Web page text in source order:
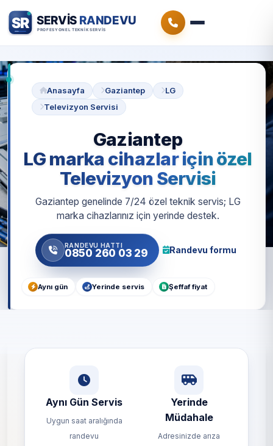
Anasayfa Gaziantep
LG
Televizyon Servisi
Gaziantep
LG marka cihazlar için özel
Televizyon Servisi
Gaziantep genelinde 7/24 özel teknik servis; LG
marka cihazlarınız için yerinde destek.
RANDEVU HATTI
0850 260 03 29 Randevu formu
Aynı gün Yerinde servis Şeffaf fiyat
Aynı Gün Servis
Uygun saat aralığında
randevu
Yerinde
Müdahale
Adresinizde arıza